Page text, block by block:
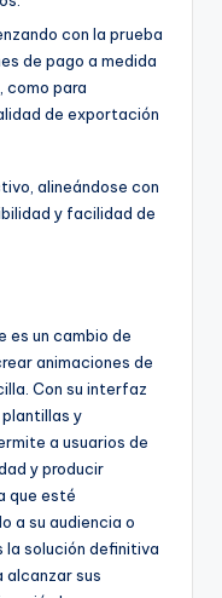
con la prueba
de pago a medida
como para
de exportación
alineándose con
y facilidad de
es un cambio de
animaciones de
Con su interfaz
y
a usuarios de
y producir
que esté
a su audiencia o
la solución definitiva
alcanzar sus